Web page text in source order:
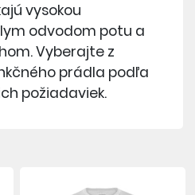
vysokou
odvodom potu a
Vyberajte z
prádla podľa
požiadaviek.